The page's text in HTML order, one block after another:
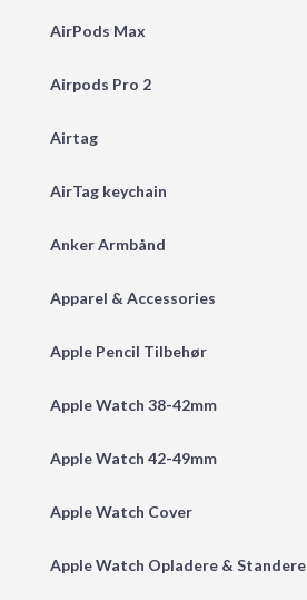
AirPods Max
Airpods Pro 2
Airtag
AirTag keychain
Anker Armbånd
Apparel & Accessories
Apple Pencil Tilbehør
Apple Watch 38-42mm
Apple Watch 42-49mm
Apple Watch Cover
Apple Watch Opladere & Standere